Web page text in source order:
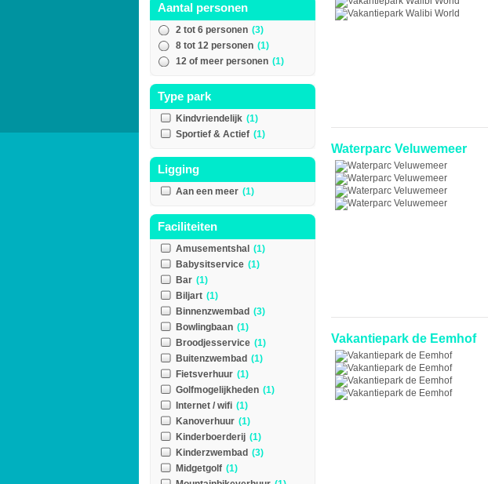
Aantal personen
2 tot 6 personen (3)
8 tot 12 personen (1)
12 of meer personen (1)
Type park
Kindvriendelijk (1)
Sportief & Actief (1)
Ligging
Aan een meer (1)
Faciliteiten
Amusementshal (1)
Babysitservice (1)
Bar (1)
Biljart (1)
Binnenzwembad (3)
Bowlingbaan (1)
Broodjesservice (1)
Buitenzwembad (1)
Fietsverhuur (1)
Golfmogelijkheden (1)
Internet / wifi (1)
Kanoverhuur (1)
Kinderboerderij (1)
Kinderzwembad (3)
Midgetgolf (1)
Waterparc Veluwemeer
Vakantiepark de Eemhof